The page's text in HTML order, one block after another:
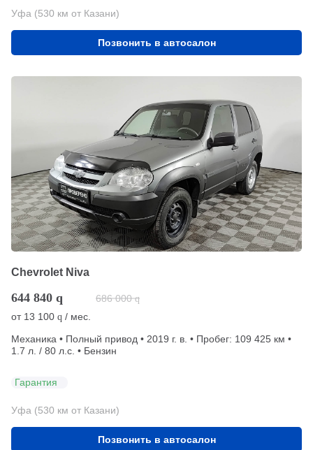
Уфа (530 км от Казани)
Позвонить в автосалон
Chevrolet Niva
644 840 q 686 000 q
от 13 100 q / мес.
Механика • Полный привод • 2019 г. в. • Пробег: 109 425 км •
1.7 л. / 80 л.с. • Бензин
Гарантия
Уфа (530 км от Казани)
Позвонить в автосалон